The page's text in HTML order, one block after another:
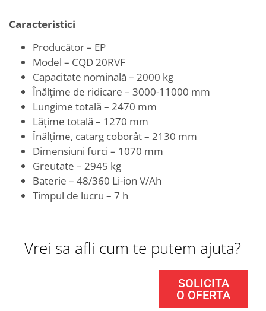
Caracteristici
Producător – EP
Model – CQD 20RVF
Capacitate nominală – 2000 kg
Înălțime de ridicare – 3000-11000 mm
Lungime totală – 2470 mm
Lățime totală – 1270 mm
Înălțime, catarg coborât – 2130 mm
Dimensiuni furci – 1070 mm
Greutate – 2945 kg
Baterie – 48/360 Li-ion V/Ah
Timpul de lucru – 7 h
Vrei sa afli cum te putem ajuta?
SOLICITA
O OFERTA